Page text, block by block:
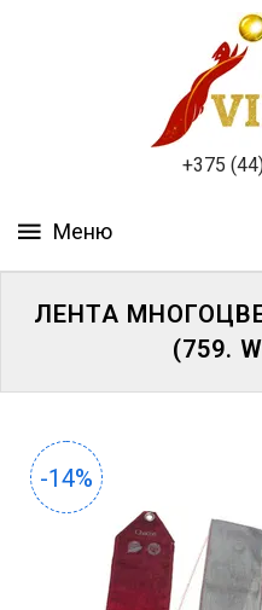
+375
ПАРОЛЬ?
ЛЕНТА
(759.
-14%